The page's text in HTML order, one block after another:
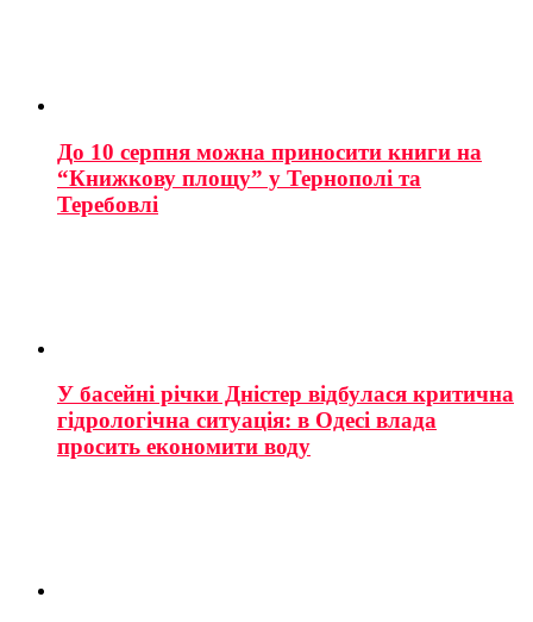
До 10 серпня можна приносити книги на
“Книжкову площу” у Тернополі та
Теребовлі
У басейні річки Дністер відбулася критична
гідрологічна ситуація: в Одесі влада
просить економити воду